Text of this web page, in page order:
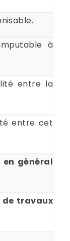
à
entre la
entre cet
en général
de travaux